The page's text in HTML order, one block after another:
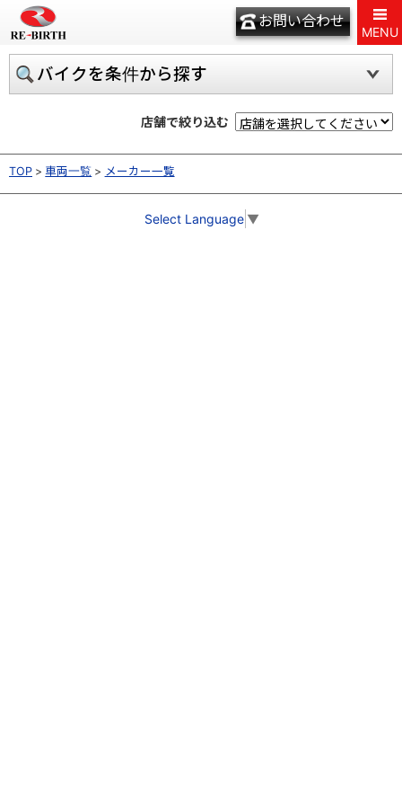
お問い合わせ
MENU
バイクを条件から探す
店舗で絞り込む
TOP 車両一覧 メーカー一覧
Select Language ▼